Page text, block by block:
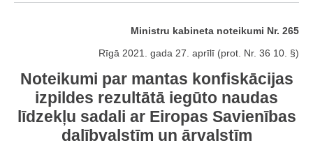
Ministru kabineta noteikumi Nr. 265
Rīgā 2021. gada 27. aprīlī (prot. Nr. 36 10. §)
Noteikumi par mantas konfiskācijas
izpildes rezultātā iegūto naudas
līdzekļu sadali ar Eiropas Savienības
dalībvalstīm un ārvalstīm